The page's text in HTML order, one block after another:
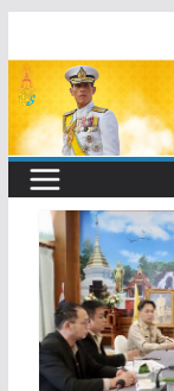
to
content